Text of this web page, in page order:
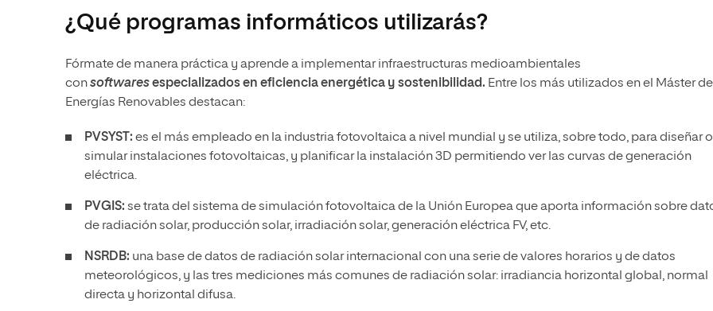
¿Qué programas informáticos utilizarás?
Fórmate de manera práctica y aprende a implementar infraestructuras medioambientales
consoftwaresespecializados en eficiencia energética y sostenibilidad. Entre los más utilizados en el Máster de
Energías Renovables destacan:
PVSYST: es el más empleado en la industria fotovoltaica a nivel mundial y se utiliza, sobre todo, para diseñar o
simular instalaciones fotovoltaicas, y planificar la instalación 3D permitiendo ver las curvas de generación
eléctrica.
PVGIS: se trata del sistema de simulación fotovoltaica de la Unión Europea que aporta información sobre
de radiación solar, producción solar, irradiación solar, generación eléctrica FV, etc.
NSRDB: una base de datos de radiación solar internacional con una serie de valores horarios y de datos
meteorológicos, y las tres mediciones más comunes de radiación solar: irradiancia horizontal global, normal
directa y horizontal difusa.